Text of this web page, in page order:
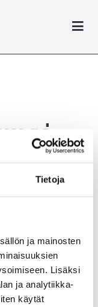
Tietoja
ja mainosten
Lisäksi
ja analytiikka-
käytät
palvelu, nyt
Nuvoon